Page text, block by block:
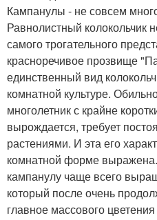
Кампанулы - не совсем
Равнолистный колокольчик
самого трогательного
красноречивое прозвище
единственный вид
комнатной культуре.
многолетник с крайне
вырождается, требует
растениями. И эта его
комнатной форме
кампанулу чаще всего
который после очень
главное массового